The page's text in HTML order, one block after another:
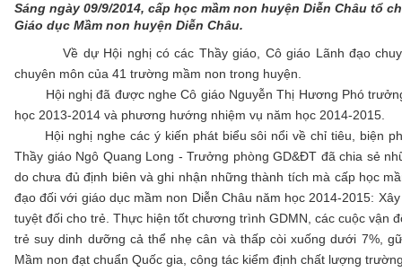
Sáng ngày 09/9/2014, cấp học mầm non huyện Diễn Châu tổ
Giáo dục Mầm non huyện Diễn Châu.
Về dự Hội nghị có các Thầy giáo, Cô giáo Lãnh đạo
chuyên môn của 41 trường mầm non trong huyện.
Hội nghị đã được nghe Cô giáo Nguyễn Thị Hương Phó
học 2013-2014 và phương hướng nhiệm vụ năm học 2014-2015.
Hội nghị nghe các ý kiến phát biểu sôi nổi về chỉ tiêu, biện
Thầy giáo Ngô Quang Long - Trưởng phòng GD&ĐT đã chia sẻ
do chưa đủ định biên và ghi nhận những thành tích mà cấp học
đạo đối với giáo dục mầm non Diễn Châu năm học 2014-2015:
tuyệt đối cho trẻ. Thực hiện tốt chương trình GDMN, các cuộc vận
trẻ suy dinh dưỡng cả thể nhẹ cân và thấp còi xuống dưới 7%,
Mầm non đạt chuẩn Quốc gia, công tác kiểm định chất lượng